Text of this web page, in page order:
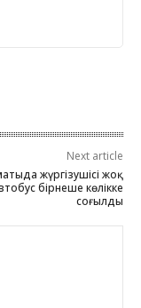
Next article
жүргізушісі жоқ
бірнеше көлікке
соғылды